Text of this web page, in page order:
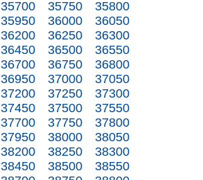
35700 35750
35800
35950 36000
36050
36200 36250
36300
36450 36500
36550
36700 36750
36800
36950 37000
37050
37200 37250
37300
37450 37500
37550
37700 37750
37800
37950 38000
38050
38200 38250
38300
38450 38500
38550